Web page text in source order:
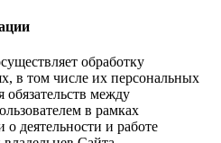
обработку
в том числе их персональных
между
в рамках
деятельности и работе